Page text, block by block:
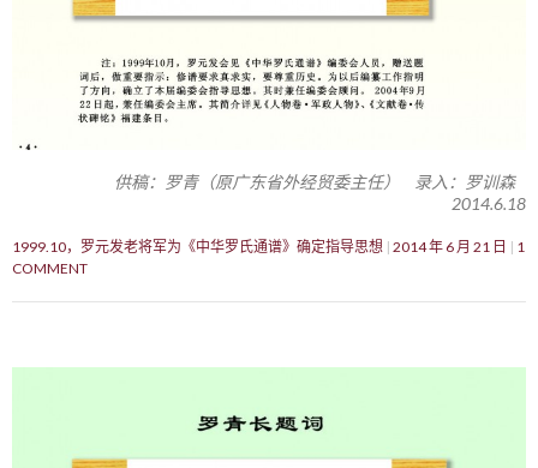
供稿：罗青（原广东省外经贸委主任） 录入：罗训森
2014.6.18
1999.10，罗元发老将军为《中华罗氏通谱》确定指导思想 2014 年 6 月 21 日
1
COMMENT